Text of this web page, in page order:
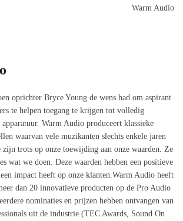
Warm Audio
oprichter Bryce Young de wens had om aspirant
te helpen toegang te krijgen tot volledig
apparatuur. Warm Audio produceert klassieke
waarvan vele muzikanten slechts enkele jaren
zijn trots op onze toewijding aan onze waarden. Ze
wat we doen. Deze waarden hebben een positieve
impact heeft op onze klanten.Warm Audio heeft
dan 20 innovatieve producten op de Pro Audio
nominaties en prijzen hebben ontvangen van
uit de industrie (TEC Awards, Sound On